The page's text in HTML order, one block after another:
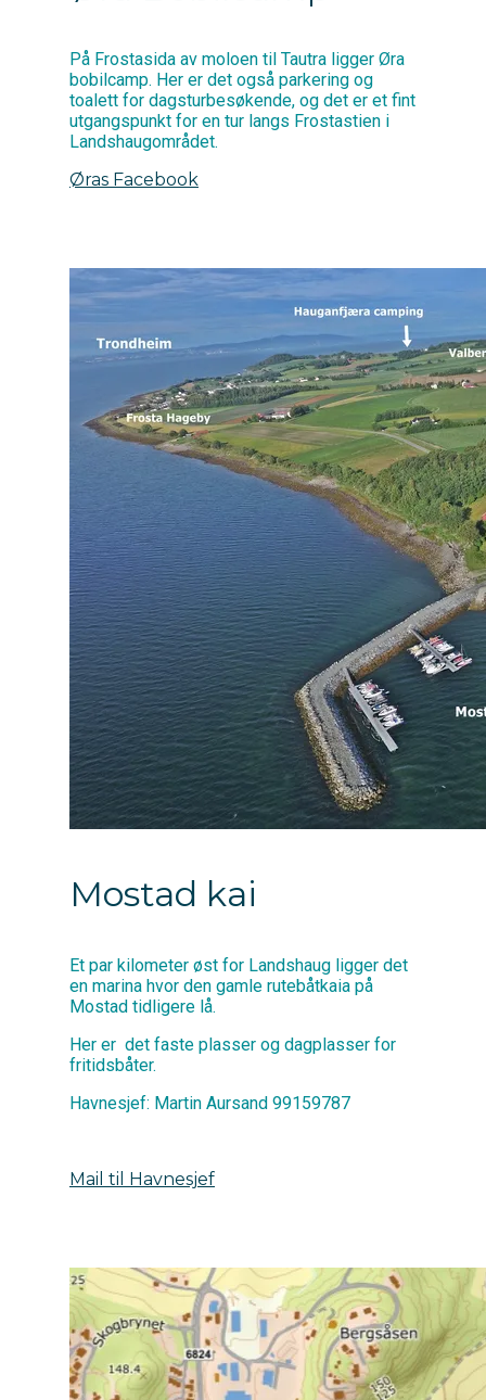
På Frostasida av moloen til Tautra ligger Øra
bobilcamp. Her er det også parkering og
toalett for dagsturbesøkende, og det er et fint
utgangspunkt for en tur langs Frostastien i
Landshaugområdet.
Øras Facebook
Mostad kai
Et par kilometer øst for Landshaug ligger det
en marina hvor den gamle rutebåtkaia på
Mostad tidligere lå.
Her er det faste plasser og dagplasser for
fritidsbåter.
Havnesjef: Martin Aursand 99159787
Mail til Havnesjef